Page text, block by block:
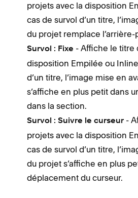
projets avec la disposition
cas de survol d’un titre,
du projet remplace
Survol : Fixe - Affiche le titre
disposition Empilée ou
d’un titre, l’image mise en
s’affiche en plus petit dans
dans la section.
Survol : Suivre le curseur -
projets avec la disposition
cas de survol d’un titre,
du projet s’affiche en plus
déplacement du curseur.